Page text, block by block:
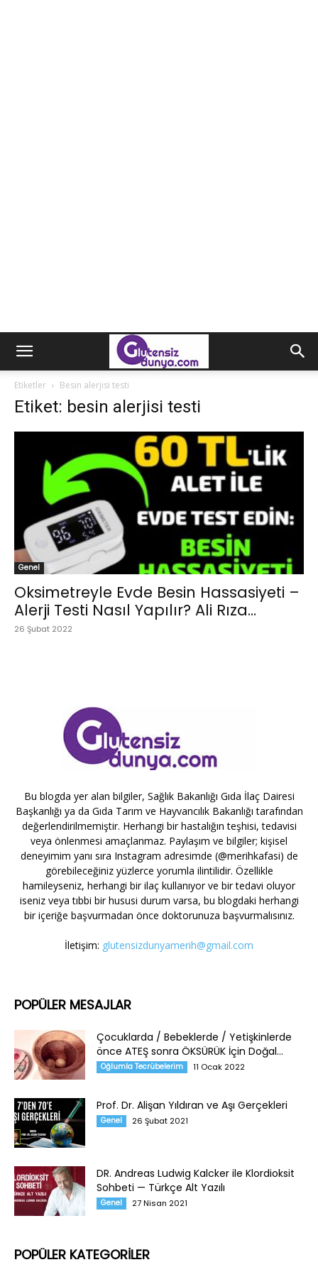
Etiketler Besin alerjisi testi
Etiket: besin alerjisi testi
Genel
Oksimetreyle Evde Besin Hassasiyeti –
Alerji Testi Nasıl Yapılır? Ali Rıza...
26 Şubat 2022
Bu blogda yer alan bilgiler, Sağlık Bakanlığı Gıda İlaç Dairesi
Başkanlığı ya da Gıda Tarım ve Hayvancılık Bakanlığı tarafından
değerlendirilmemiştir. Herhangi bir hastalığın teşhisi, tedavisi
veya önlenmesi amaçlanmaz. Paylaşım ve bilgiler; kişisel
deneyimim yanı sıra Instagram adresimde (@merihkafasi) de
görebileceğiniz yüzlerce yorumla ilintilidir. Özellikle
hamileyseniz, herhangi bir ilaç kullanıyor ve bir tedavi oluyor
iseniz veya tıbbi bir hususi durum varsa, bu blogdaki herhangi
bir içeriğe başvurmadan önce doktorunuza başvurmalısınız.
İletişim: glutensizdunyamerih@gmail.com
POPÜLER MESAJLAR
Çocuklarda / Bebeklerde / Yetişkinlerde
önce ATEŞ sonra ÖKSÜRÜK İçin Doğal...
Oğlumla Tecrübelerim 11 Ocak 2022
Prof. Dr. Alişan Yıldıran ve Aşı Gerçekleri
Genel 26 Şubat 2021
DR. Andreas Ludwig Kalcker ile Klordioksit
Sohbeti — Türkçe Alt Yazılı
Genel 27 Nisan 2021
POPÜLER KATEGORİLER